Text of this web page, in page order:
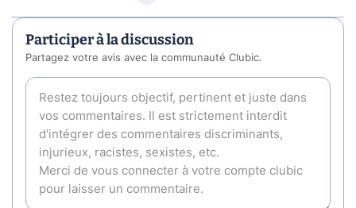
Participer à la discussion
Partagez votre avis avec la communauté Clubic.